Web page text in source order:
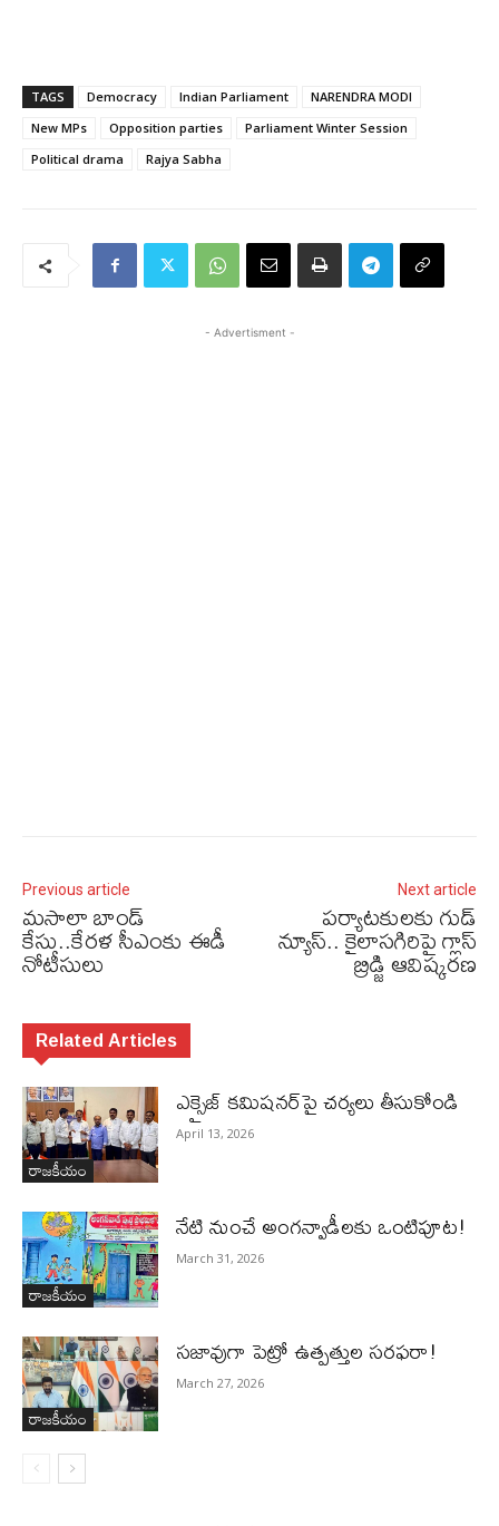
TAGS Democracy Indian Parliament
NARENDRA MODI
New MPs
Opposition parties
Parliament Winter Session
Political drama
Rajya Sabha
- Advertisment -
Previous article
మసాలా బాండ్
కేసు..కేరళ సీఎంకు ఈడీ
నోటీసులు
Next article
పర్యాటకులకు గుడ్‌
న్యూస్‌.. కైలాసగిరిపై గ్లాస్‌
బ్రిడ్జి ఆవిష్కరణ
Related Articles
రాజకీయం
ఎక్సైజ్ క‌మిష‌న‌ర్‌పై చ‌ర్య‌లు తీసుకోండి
April 13, 2026
రాజకీయం
నేటి నుంచే అంగన్వాడీల‌కు ఒంటిపూట!
March 31, 2026
రాజకీయం
స‌జావుగా పెట్రో ఉత్ప‌త్తుల స‌ర‌ఫ‌రా!
March 27, 2026